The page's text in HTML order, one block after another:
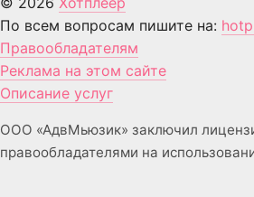
По всем вопросам пишите на:
Правообладателям
Реклама на этом сайте
Описание услуг
ООО «АдвМьюзик» заключил
правообладателями на